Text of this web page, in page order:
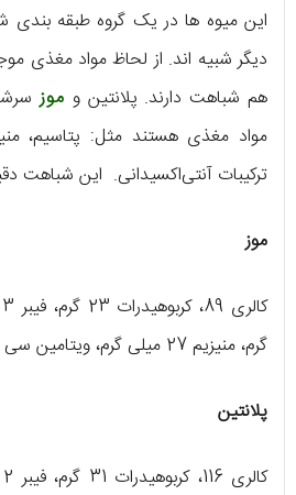
این میوه ها در یک گروه طبقه
دیگر شبیه اند. از لحاظ مواد مغذی
هم شباهت دارند. پلانتین و موز
ترکیبات آنتی‌اکسیدانی. این شباهت
موز
گرم، منیزیم 27 میلی گرم، ویتامین سی 9 میلی گرم.
پلانتین